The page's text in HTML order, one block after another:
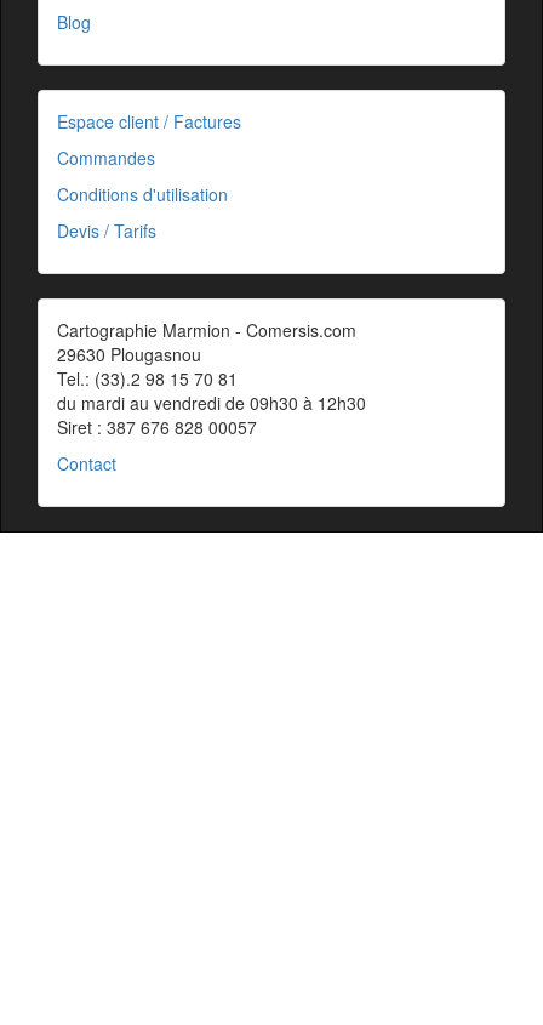
Blog
Espace client / Factures
Commandes
Conditions d'utilisation
Devis / Tarifs
Cartographie Marmion - Comersis.com
29630 Plougasnou
Tel.: (33).2 98 15 70 81
du mardi au vendredi de 09h30 à 12h30
Siret : 387 676 828 00057
Contact